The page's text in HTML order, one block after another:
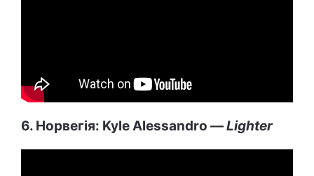
6. Норвегія: Kyle Alessandro —Lighter